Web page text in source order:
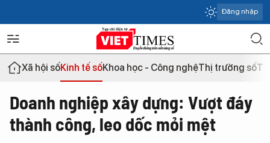
Đăng nhập
Xã hội sốKinh tế sốKhoa học - Công nghệThị trường số
Doanh nghiệp xây dựng: Vượt đáy
thành công, leo dốc mỏi mệt